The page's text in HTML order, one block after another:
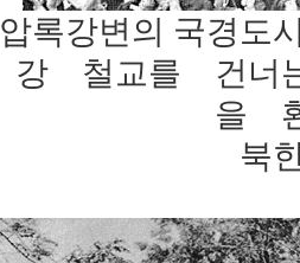
압록강변의 국경도
강 철교를 건너
을
북